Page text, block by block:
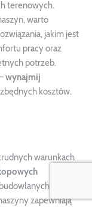
terenowych.
warto
jakim jest
pracy oraz
potrzeb.
wynajmij
kosztów.
warunkach
zapewniają